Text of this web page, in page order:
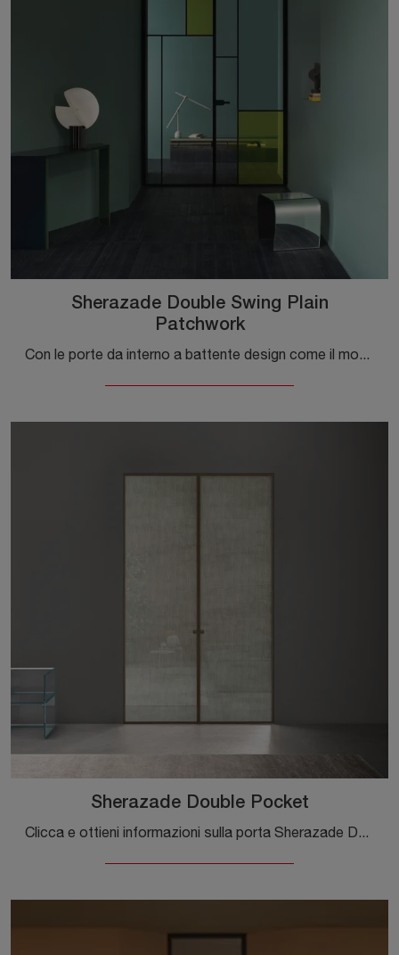
Sherazade Double Swing Plain
Patchwork
Con le porte da interno a battente design come il modello Sherazade Double Swing Plain Patchwork di Glas Italia potrai completare il tuo progetto ...
Sherazade Double Pocket
Clicca e ottieni informazioni sulla porta Sherazade Double Pocket di Glas Italia con telaio in alluminio: le più belle porte da interno scorrevoli ti ...